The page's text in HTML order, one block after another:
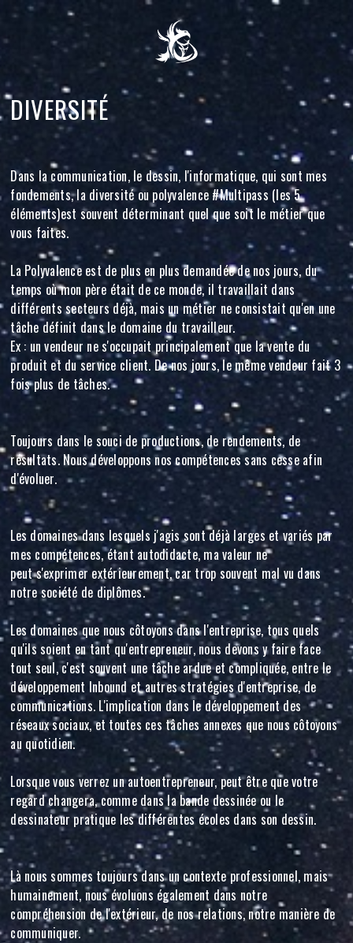
DIVERSITÉ
Dans la communication, le dessin, l'informatique, qui sont mes
fondements, la diversité ou polyvalence #Multipass (les 5
éléments)est souvent déterminant quel que soit le métier que
vous faites.
La Polyvalence est de plus en plus demandée de nos jours, du
temps où mon père était de ce monde, il travaillait dans
différents secteurs déjà, mais un métier ne consistait qu'en une
tâche définit dans le domaine du travailleur.
Ex : un vendeur ne s'occupait principalement que la vente du
produit et du service client. De nos jours, le même vendeur fait 3
fois plus de tâches.
Toujours dans le souci de productions, de rendements, de
résultats. Nous développons nos compétences sans cesse afin
d'évoluer.
Les domaines dans lesquels j'agis sont déjà larges et variés par
mes compétences, étant autodidacte, ma valeur ne
peut s'exprimer extérieurement, car trop souvent mal vu dans
notre société de diplômes.
Les domaines que nous côtoyons dans l'entreprise, tous quels
qu'ils soient en tant qu'entrepreneur, nous devons y faire face
tout seul, c'est souvent une tâche ardue et compliquée, entre le
développement Inbound et autres stratégies d'entreprise, de
communications. L'implication dans le développement des
réseaux sociaux, et toutes ces tâches annexes que nous côtoyons
au quotidien.
Lorsque vous verrez un autoentrepreneur, peut être que votre
regard changera, comme dans la bande dessinée ou le
dessinateur pratique les différentes écoles dans son dessin.
Là nous sommes toujours dans un contexte professionnel, mais
humainement, nous évoluons également dans notre
compréhension de l'extérieur, de nos relations, notre manière de
communiquer.